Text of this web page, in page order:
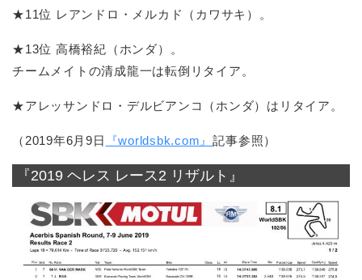
★11位 レアンドロ・メルカド（カワサキ）。
★13位 高橋裕紀（ホンダ）。
チームメイトの清成龍一は転倒リタイア。
★アレッサンドロ・デルビアンコ（ホンダ）はリタイア。
（2019年6月9日 『worldsbk.com』記事参照）
『2019 ヘレス レース2 リザルト』